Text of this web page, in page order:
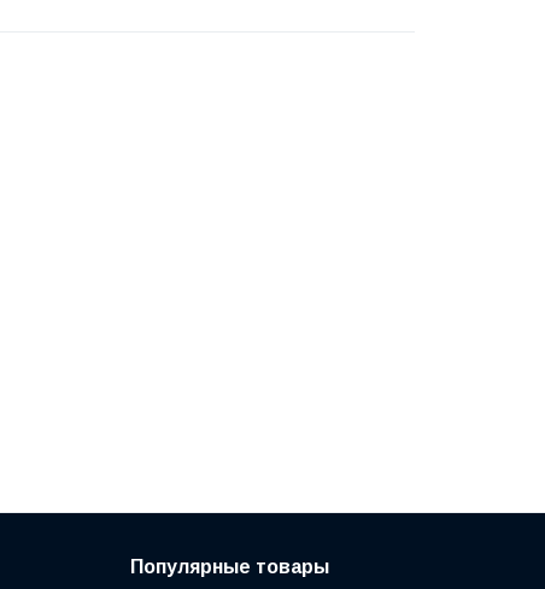
Популярные товары